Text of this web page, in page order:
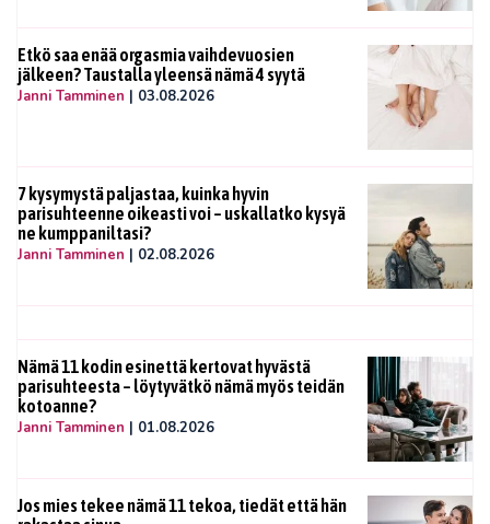
Etkö saa enää orgasmia vaihdevuosien
jälkeen? Taustalla yleensä nämä 4 syytä
Janni Tamminen | 03.08.2026
7 kysymystä paljastaa, kuinka hyvin
parisuhteenne oikeasti voi – uskallatko kysyä
ne kumppaniltasi?
Janni Tamminen | 02.08.2026
Nämä 11 kodin esinettä kertovat hyvästä
parisuhteesta – löytyvätkö nämä myös teidän
kotoanne?
Janni Tamminen | 01.08.2026
Jos mies tekee nämä 11 tekoa, tiedät että hän